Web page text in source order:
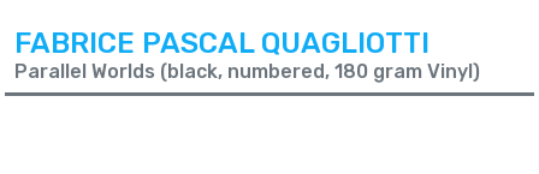
FABRICE PASCAL QUAGLIOTTI
Parallel Worlds (black, numbered, 180 gram Vinyl)